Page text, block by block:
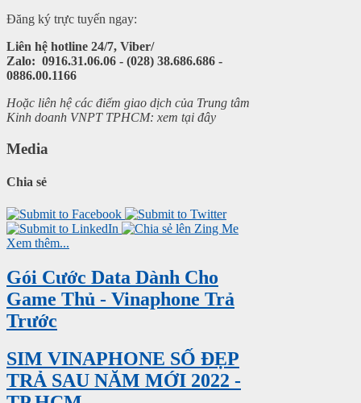
Đăng ký trực tuyến ngay:
Liên hệ hotline 24/7, Viber/
Zalo: 0916.31.06.06 - (028) 38.686.686 -
0886.00.1166
Hoặc liên hệ các điểm giao dịch của Trung tâm
Kinh doanh VNPT TPHCM: xem tại đây
Media
Chia sẻ
Xem thêm...
Gói Cước Data Dành Cho
Game Thủ - Vinaphone Trả
Trước
SIM VINAPHONE SỐ ĐẸP
TRẢ SAU NĂM MỚI 2022 -